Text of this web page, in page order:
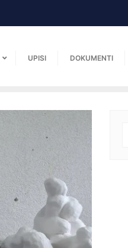
UPISI DOKUMENTI